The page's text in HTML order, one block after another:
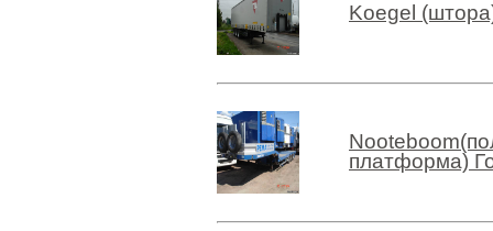
Koegel
платформа)